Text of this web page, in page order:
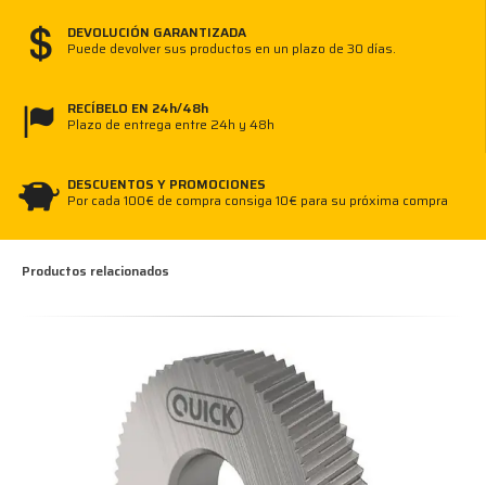
DEVOLUCIÓN GARANTIZADA
Puede devolver sus productos en un plazo de 30 días.
RECÍBELO EN 24h/48h
Plazo de entrega entre 24h y 48h
DESCUENTOS Y PROMOCIONES
Por cada 100€ de compra consiga 10€ para su próxima compra
Productos relacionados